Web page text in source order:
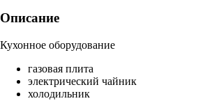
Описание
Кухонное оборудование
газовая плита
электрический чайник
холодильник